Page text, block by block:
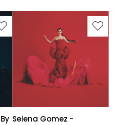
Selena Gomez -